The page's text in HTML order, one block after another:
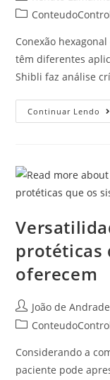
Conexão
têm diferentes
Shibli faz análise
Continuar Lendo
protéticas
oferecem
João de
Considerando a
paciente pode